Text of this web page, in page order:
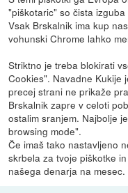
"piškotaric" so čista
Vsak Brskalnik ima kup
vohunski Chrome lahko
Striktno je treba blokirati
Cookies". Navadne Kukije
precej strani ne prikaže
Brskalnik zapre v celoti
ostalim sranjem. Najbolje
browsing mode".
Če imaš tako nastavljeno
skrbela za tvoje piškotke
našega denarja na mesec.